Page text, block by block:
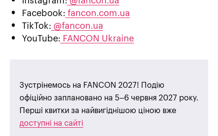
Facebook: fancon.com.ua
TikTok: @fancon.ua
YouTube: FANCON Ukraine
Зустрінемось на FANCON 2027! Подію
офіційно заплановано на 5–6 червня 2027 року.
Перші квитки за найвигіднішою ціною вже
доступні на сайті